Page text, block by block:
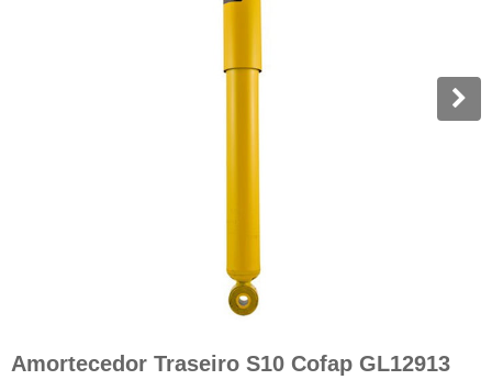
Amortecedor Traseiro S10 Cofap GL12913